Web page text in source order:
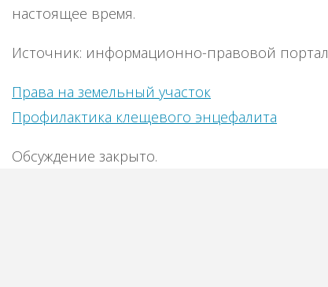
настоящее время.
Источник: информационно-правовой портал
Права на земельный участок
Профилактика клещевого энцефалита
Обсуждение закрыто.